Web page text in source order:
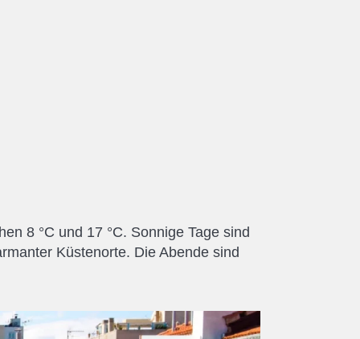
8 °C und 17 °C. Sonnige Tage sind
Küstenorte. Die Abende sind